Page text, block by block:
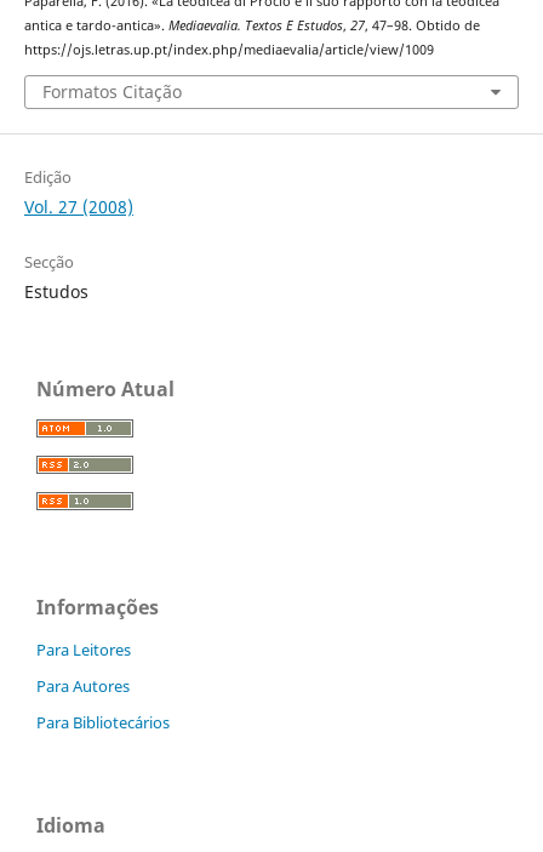
antica e tardo-antica». Mediaevalia. Textos E Estudos, 27, 47–98. Obtido de
https://ojs.letras.up.pt/index.php/mediaevalia/article/view/1009
Formatos Citação
Edição
Vol. 27 (2008)
Secção
Estudos
Número Atual
Informações
Para Leitores
Para Autores
Para Bibliotecários
Idioma